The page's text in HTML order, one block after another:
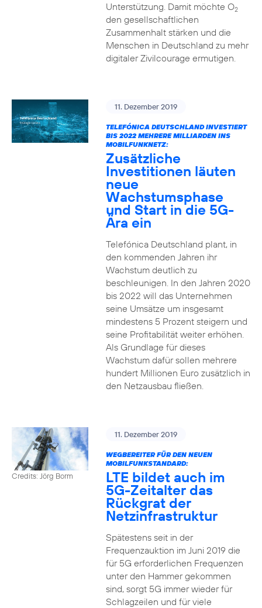
Unterstützung. Damit möchte O2
den gesellschaftlichen
Zusammenhalt stärken und die
Menschen in Deutschland zu mehr
digitaler Zivilcourage ermutigen.
11. Dezember 2019
TELEFÓNICA DEUTSCHLAND INVESTIERT
BIS 2022 MEHRERE MILLIARDEN INS
MOBILFUNKNETZ:
Zusätzliche
Investitionen läuten
neue
Wachstumsphase
und Start in die 5G-
Ära ein
Telefónica Deutschland plant, in
den kommenden Jahren ihr
Wachstum deutlich zu
beschleunigen. In den Jahren 2020
bis 2022 will das Unternehmen
seine Umsätze um insgesamt
mindestens 5 Prozent steigern und
seine Profitabilität weiter erhöhen.
Als Grundlage für dieses
Wachstum dafür sollen mehrere
hundert Millionen Euro zusätzlich in
den Netzausbau fließen.
Credits: Jörg Borm
11. Dezember 2019
WEGBEREITER FÜR DEN NEUEN
MOBILFUNKSTANDARD:
LTE bildet auch im
5G-Zeitalter das
Rückgrat der
Netzinfrastruktur
Spätestens seit in der
Frequenzauktion im Juni 2019 die
für 5G erforderlichen Frequenzen
unter den Hammer gekommen
sind, sorgt 5G immer wieder für
Schlagzeilen und für viele